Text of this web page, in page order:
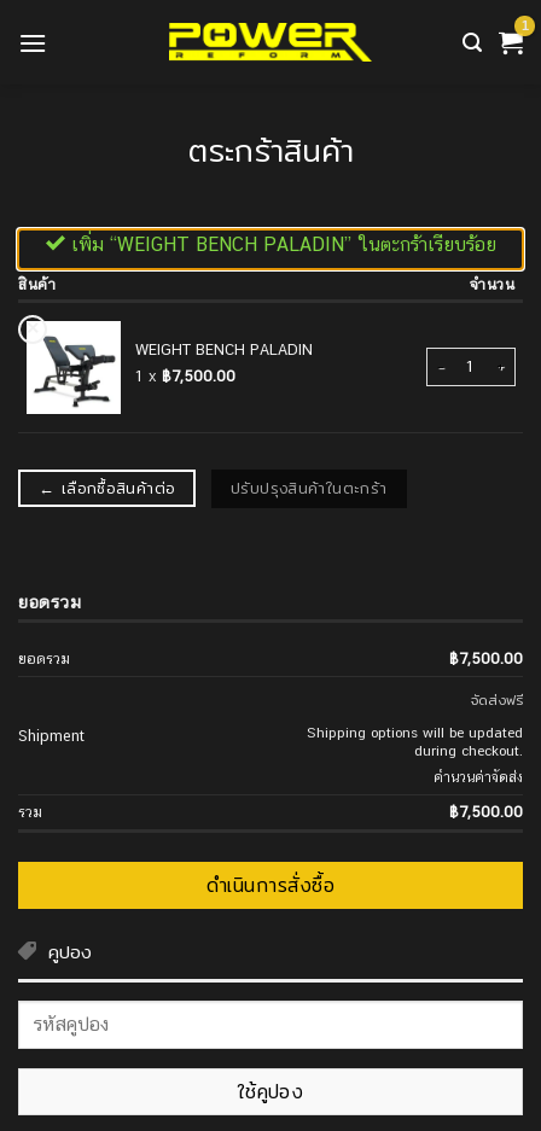
ตระกร้าสินค้า
เพิ่ม “WEIGHT BENCH PALADIN” ในตะกร้าเรียบร้อย
สินค้า จำนวน
×
WEIGHT BENCH PALADIN
1 x ฿7,500.00
จำนวน WEIGHT
← เลือกซื้อสินค้าต่อ ปรับปรุงสินค้าในตะกร้า
ยอดรวม
ยอดรวม ฿7,500.00
Shipment
จัดส่งฟรี
Shipping options will be updated
during checkout.
คำนวนค่าจัดส่ง
รวม ฿7,500.00
ดำเนินการสั่งซื้อ
คูปอง
คูปอง:
ใช้คูปอง